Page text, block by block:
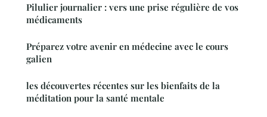
Pilulier journalier : vers une prise régulière de vos
médicaments
Préparez votre avenir en médecine avec le cours
galien
les découvertes récentes sur les bienfaits de la
méditation pour la santé mentale